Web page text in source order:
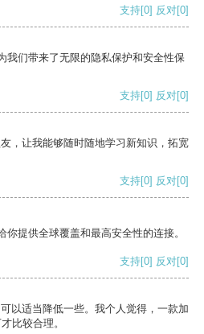
支持[0] 反对[0]
我们带来了无限的隐私保护和安全性保
支持[0] 反对[0]
，让我能够随时随地学习新知识，拓宽
支持[0] 反对[0]
提供全球覆盖和最高安全性的连接。
支持[0] 反对[0]
以适当降低一些。我个人觉得，一款加
比较合理。